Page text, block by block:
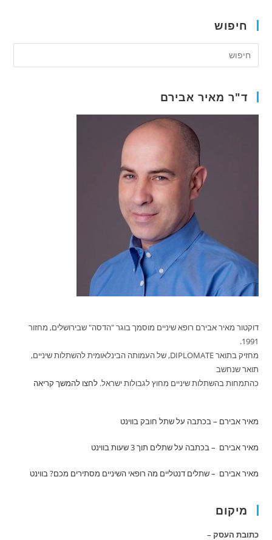
חיפוש
ד"ר מאיר אבירם
דוקטור מאיר אבירם רופא שיניים מוסמך בוגר "הדסה" שבירושלים, מחזור
1991.
מחזיק בתואר DIPLOMATE, של העמותה הבינלאומית להשתלות שיניים,
תואר שנחשב
כהתמחות בהשתלות שיניים מחוץ לגבולות ישראל.לחצו להמשך קריאה
מאיר אבירם – בכתבה על שתל חובקבווינט
מאיר אבירם – בכתבה על שתלים תוך 3 שעות בווינט
מאיר אבירם – שתלים דנטליים מה רופאי השיניים מסתירים מכם?בווינט
מיקום
כתובת העסק –